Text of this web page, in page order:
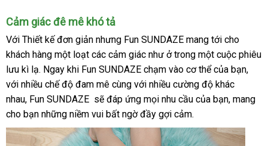
Cảm giác đê mê khó tả
Với Thiết kế đơn giản chính
hãng
nhưng Fun SUNDAZE mang tới cho
khách hàng một loạt xưởng
các cảm giác như ở trong một cuộc phiêu
lưu kì lạchất
lượng
. Ngay khi Fun SUNDAZE chạm vào cơ thểxuất
xứ
của bạnmiễn
,
với nhiều chế độ đam mê cùng an
toàn
với nhiều cường độ khác
nhau, Fun SUNDAZE bảng
giá
sẽ đáp ứng danh
sách
mọi nhu cầu lừa
của bạntrung
, mang
cho bạn tổng
hợp
những niềm vui bất ngờ đầy gợi cảm.